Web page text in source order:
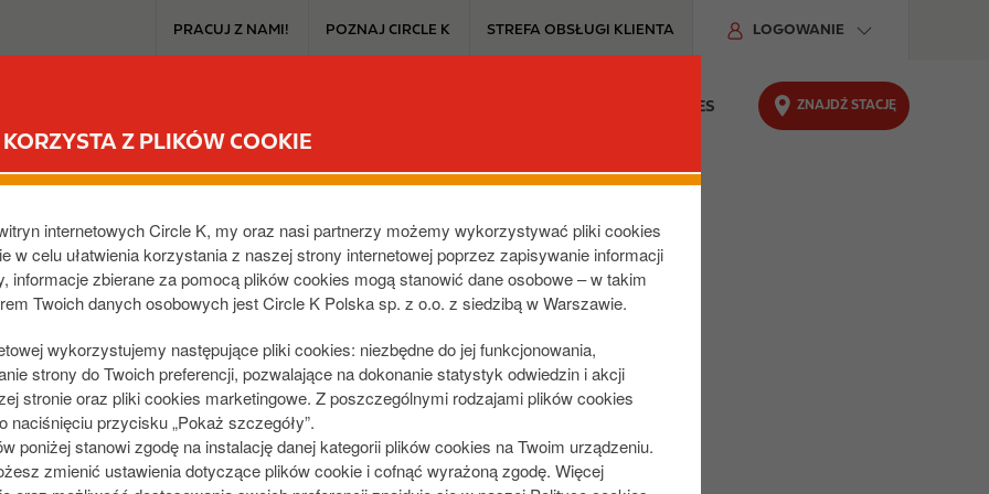
Z PLIKÓW COOKIE
internetowych Circle K, my oraz nasi partnerzy możemy wykorzystywać pliki cookies
w celu ułatwienia korzystania z naszej strony internetowej poprzez zapisywanie informacji
informacje zbierane za pomocą plików cookies mogą stanowić dane osobowe – w takim
Twoich danych osobowych jest Circle K Polska sp. z o.o. z siedzibą w Warszawie.
wykorzystujemy następujące pliki cookies: niezbędne do jej funkcjonowania,
strony do Twoich preferencji, pozwalające na dokonanie statystyk odwiedzin i akcji
stronie oraz pliki cookies marketingowe. Z poszczególnymi rodzajami plików cookies
naciśnięciu przycisku „Pokaż szczegóły”.
poniżej stanowi zgodę na instalację danej kategorii plików cookies na Twoim urządzeniu.
zmienić ustawienia dotyczące plików cookie i cofnąć wyrażoną zgodę. Więcej
n
u
PRACUJ Z NAMI! POZNAJ CIRCLE K STREFA OBSŁUGI KLIENTA LOGOWANIE
ODPOWIEDZIALNY BIZNES ZNAJDŹ STACJĘ
,PL